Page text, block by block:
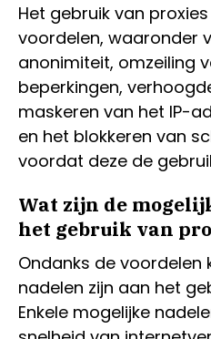
Het gebruik van
voordelen, waaronder
anonimiteit, omzeiling
beperkingen,
maskeren van het IP-
en het blokkeren van
voordat deze de
Wat zijn de
het gebruik van
Ondanks de voordelen
nadelen zijn aan het
Enkele mogelijke